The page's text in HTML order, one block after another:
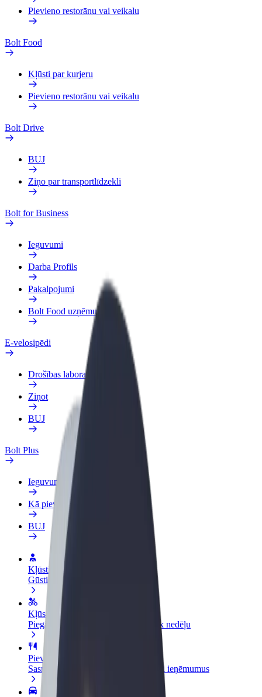
Pievieno restorānu vai veikalu
Bolt Food
Kļūsti par kurjeru
Pievieno restorānu vai veikalu
Bolt Drive
BUJ
Ziņo par transportlīdzekli
Bolt for Business
Ieguvumi
Darba Profils
Pakalpojumi
Bolt Food uzņēmumiem
E-velosipēdi
Drošības laboratorija
Ziņot
BUJ
Bolt Plus
Ieguvumi
Kā pievienoties
BUJ
Kļūsti par autovadītāju
Gūsti ieņēmumus, kā vēlies
Kļūsti par kurjeru
Piegādā ēdienu un saņem izmaksu ik nedēļu
Pievieno restorānu vai veikalu
Sasniedz vairāk klientu un paaugstini ieņēmumus